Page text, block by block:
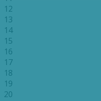
12
13
14
15
16
17
18
19
20